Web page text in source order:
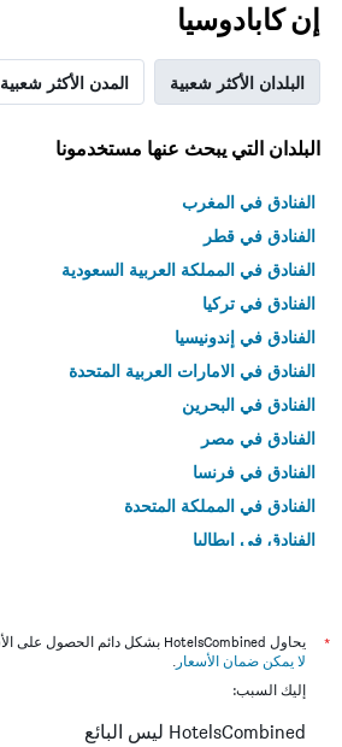
إن كابادوسيا
البلدان الأكثر شعبية المدن الأكثر شعبية
البلدان التي يبحث عنها مستخدمونا
الفنادق في المغرب
الفنادق في قطر
الفنادق في المملكة العربية السعودية
الفنادق في تركيا
الفنادق في إندونيسيا
الفنادق في الامارات العربية المتحدة
الفنادق في البحرين
الفنادق في مصر
الفنادق في فرنسا
الفنادق في المملكة المتحدة
الفنادق في إيطاليا
*
يحاول HotelsCombined بشكل دائم الحصول على الأسعار الدقيقة، ولكن
لا يمكن ضمان الأسعار .
إليك السبب:
HotelsCombined ليس البائع